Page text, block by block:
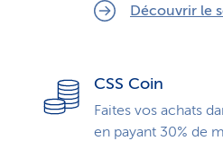
Découvrir le
CSS Coin
Faites vos achats
en payant 30% de